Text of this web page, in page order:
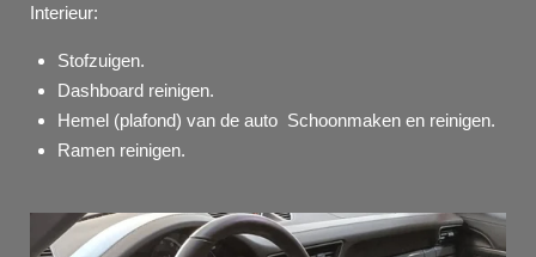
Interieur:
Stofzuigen.
Dashboard reinigen.
Hemel (plafond) van de auto Schoonmaken en reinigen.
Ramen reinigen.